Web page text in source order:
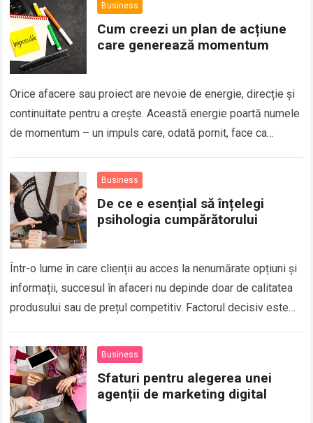
Business
Cum creezi un plan de acțiune
care generează momentum
Orice afacere sau proiect are nevoie de energie, direcție și
continuitate pentru a crește. Această energie poartă numele
de momentum – un impuls care, odată pornit, face ca
Business
De ce e esențial să înțelegi
psihologia cumpărătorului
Într-o lume în care clienții au acces la nenumărate opțiuni și
informații, succesul în afaceri nu depinde doar de calitatea
produsului sau de prețul competitiv. Factorul decisiv este
Business
Sfaturi pentru alegerea unei
agenții de marketing digital